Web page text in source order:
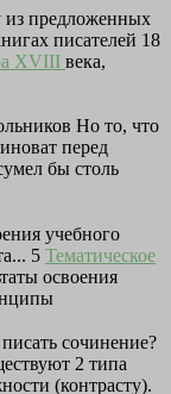
из предложенных
писателей 18
XVIII века,
Но то, что
перед
бы столь
учебного
5 Тематическое
освоения
сочинение?
2 типа
(контрасту).